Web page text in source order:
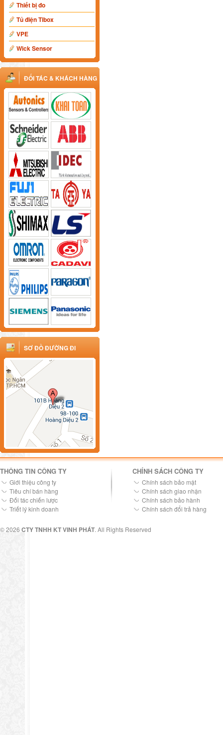
Thiết bị đo
Tủ điện Tibox
VPE
Wick Sensor
ĐỐI TÁC & KHÁCH HÀNG
SƠ ĐỒ ĐƯỜNG ĐI
THÔNG TIN CÔNG TY
Giới thiệu công ty
Tiêu chí bán hàng
Đối tác chiến lược
Triết lý kinh doanh
CHÍNH SÁCH CÔNG TY
Chính sách bảo mật
Chính sách giao nhận
Chính sách bảo hành
Chính sách đổi trả hàng
© 2026 CTY TNHH KT VINH PHÁT. All Rights Reserved